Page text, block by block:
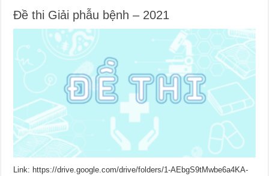
Đề thi Giải phẫu bệnh – 2021
Link: https://drive.google.com/drive/folders/1-AEbgS9tMwbe6a4KA-